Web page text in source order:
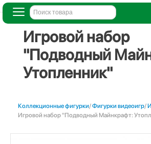
Игровой набор
"Подводный
Утопленник"
Коллекционные фигурки/Фигурки видеоигр/
Игровой набор "Подводный Майнкрафт: